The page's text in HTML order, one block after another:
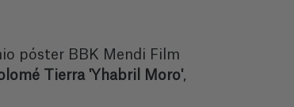
póster BBK Mendi Film
Tierra 'Yhabril Moro',